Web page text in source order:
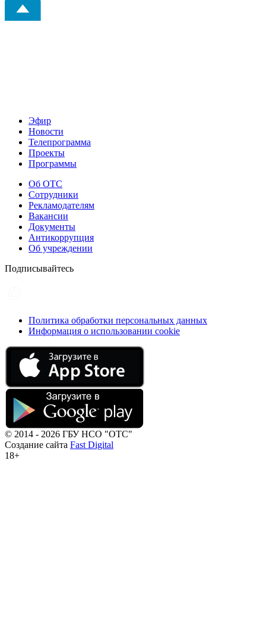
Эфир
Новости
Телепрограмма
Проекты
Программы
Об ОТС
Сотрудники
Рекламодателям
Вакансии
Документы
Антикоррупция
Об учреждении
Подписывайтесь
Политика обработки персональных данных
Информация о использовании cookie
© 2014 - 2026 ГБУ НСО "ОТС"
Создание сайта Fast Digital
18+